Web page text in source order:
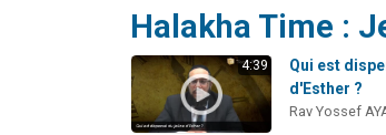
Halakha Time :
4:39
Qui est
d'Esther ?
Rav Yossef